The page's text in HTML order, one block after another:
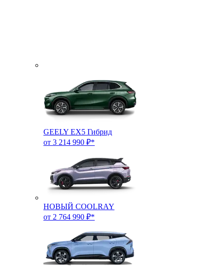
GEELY EX5 Гибрид
от 3 214 990 ₽*
НОВЫЙ COOLRAY
от 2 764 990 ₽*